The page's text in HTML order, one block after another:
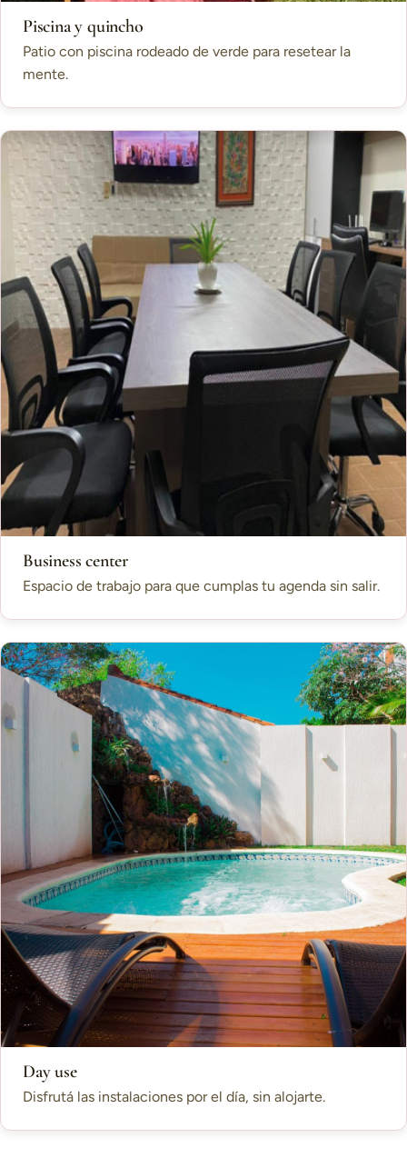
Piscina y quincho
Patio con piscina rodeado de verde para resetear la
mente.
Business center
Espacio de trabajo para que cumplas tu agenda sin salir.
Day use
Disfrutá las instalaciones por el día, sin alojarte.